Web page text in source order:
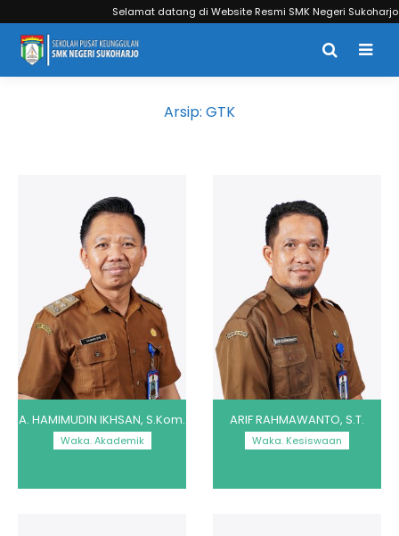
Selamat datang di Website Resmi SMK Negeri Sukoharjo
Arsip: GTK
A. HAMIMUDIN IKHSAN, S.Kom.
Waka. Akademik
ARIF RAHMAWANTO, S.T.
Waka. Kesiswaan